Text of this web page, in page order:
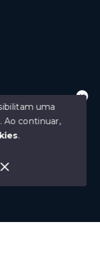
aqui!
buscando outro
uma
Ao continuar,
.